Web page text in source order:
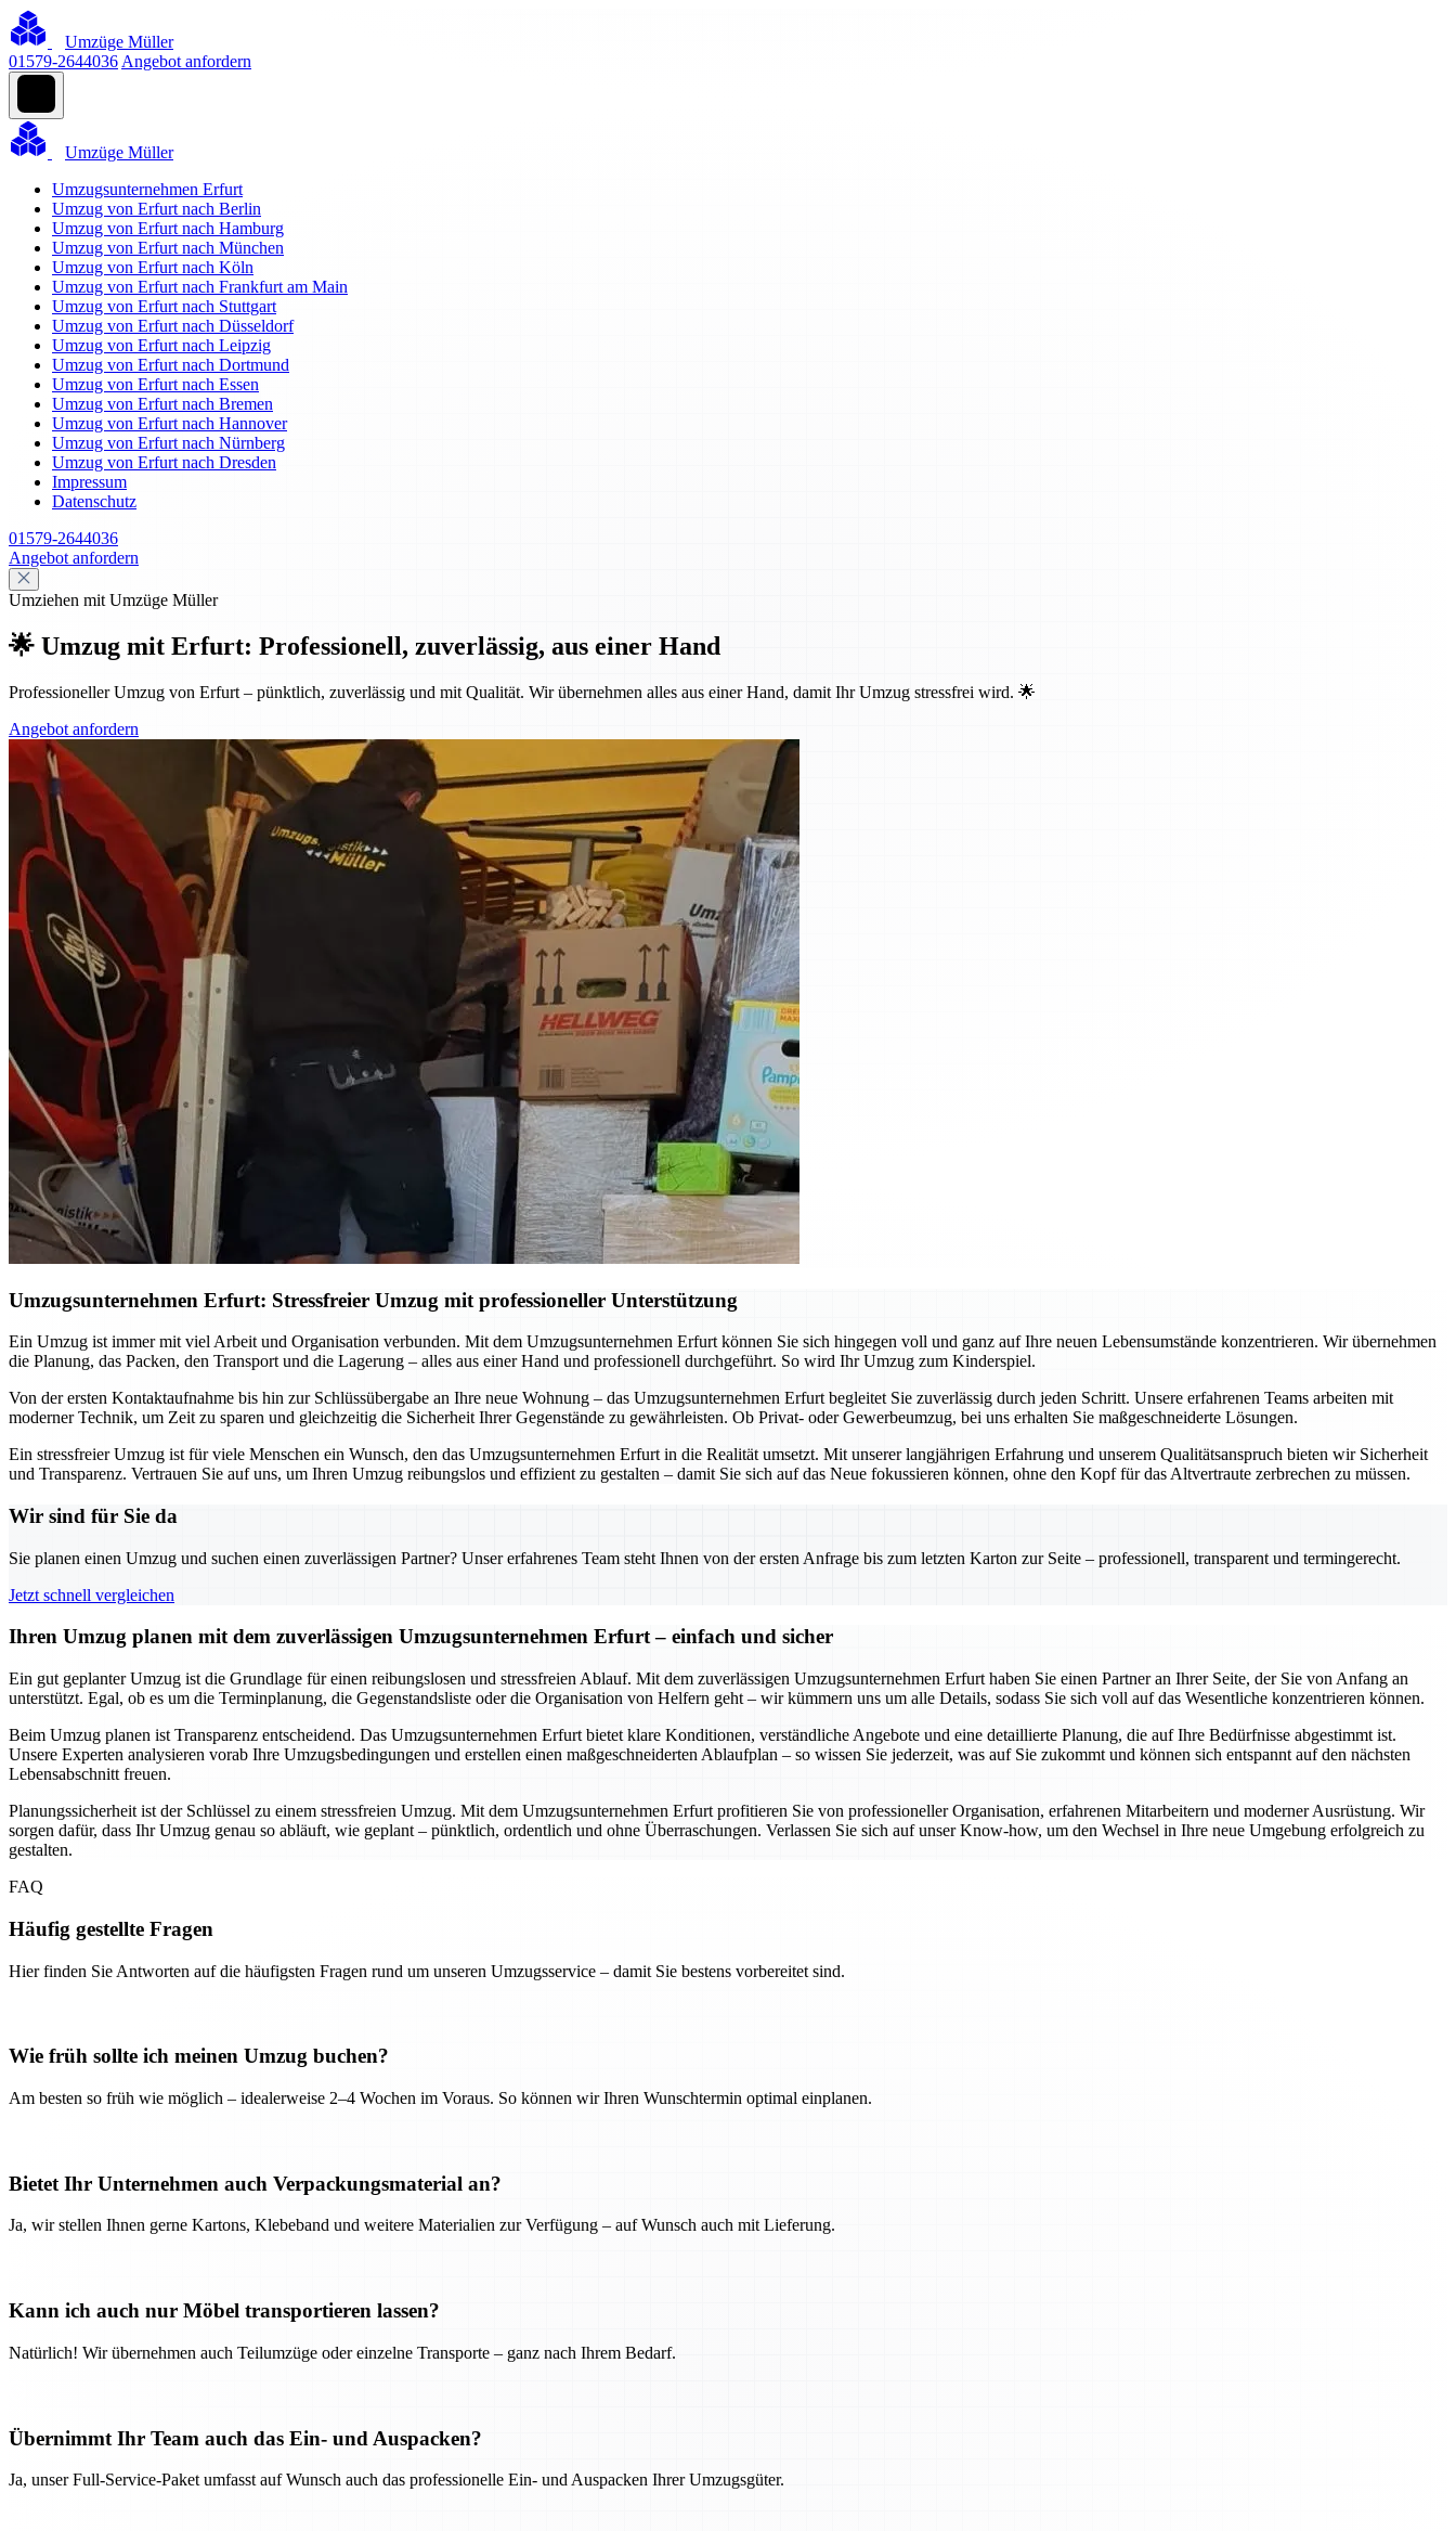
Umzüge Müller
01579-2644036 Angebot anfordern
Umzüge Müller
Umzugsunternehmen Erfurt
Umzug von Erfurt nach Berlin
Umzug von Erfurt nach Hamburg
Umzug von Erfurt nach München
Umzug von Erfurt nach Köln
Umzug von Erfurt nach Frankfurt am Main
Umzug von Erfurt nach Stuttgart
Umzug von Erfurt nach Düsseldorf
Umzug von Erfurt nach Leipzig
Umzug von Erfurt nach Dortmund
Umzug von Erfurt nach Essen
Umzug von Erfurt nach Bremen
Umzug von Erfurt nach Hannover
Umzug von Erfurt nach Nürnberg
Umzug von Erfurt nach Dresden
Impressum
Datenschutz
01579-2644036
Angebot anfordern
Umziehen mit Umzüge Müller
🌟 Umzug mit Erfurt: Professionell, zuverlässig, aus einer Hand
Professioneller Umzug von Erfurt – pünktlich, zuverlässig und mit Qualität. Wir übernehmen alles aus einer Hand, damit Ihr Umzug stressfrei wird. 🌟
Angebot anfordern
Umzugsunternehmen Erfurt: Stressfreier Umzug mit professioneller Unterstützung
Ein Umzug ist immer mit viel Arbeit und Organisation verbunden. Mit dem Umzugsunternehmen Erfurt können Sie sich hingegen voll und ganz auf Ihre neuen Lebensumstände konzentrieren. Wir übernehmen
die Planung, das Packen, den Transport und die Lagerung – alles aus einer Hand und professionell durchgeführt. So wird Ihr Umzug zum Kinderspiel.
Von der ersten Kontaktaufnahme bis hin zur Schlüssübergabe an Ihre neue Wohnung – das Umzugsunternehmen Erfurt begleitet Sie zuverlässig durch jeden Schritt. Unsere erfahrenen Teams arbeiten mit
moderner Technik, um Zeit zu sparen und gleichzeitig die Sicherheit Ihrer Gegenstände zu gewährleisten. Ob Privat- oder Gewerbeumzug, bei uns erhalten Sie maßgeschneiderte Lösungen.
Ein stressfreier Umzug ist für viele Menschen ein Wunsch, den das Umzugsunternehmen Erfurt in die Realität umsetzt. Mit unserer langjährigen Erfahrung und unserem Qualitätsanspruch bieten wir Sicherheit
und Transparenz. Vertrauen Sie auf uns, um Ihren Umzug reibungslos und effizient zu gestalten – damit Sie sich auf das Neue fokussieren können, ohne den Kopf für das Altvertraute zerbrechen zu müssen.
Wir sind für Sie da
Sie planen einen Umzug und suchen einen zuverlässigen Partner? Unser erfahrenes Team steht Ihnen von der ersten Anfrage bis zum letzten Karton zur Seite – professionell, transparent und termingerecht.
Jetzt schnell vergleichen
Ihren Umzug planen mit dem zuverlässigen Umzugsunternehmen Erfurt – einfach und sicher
Ein gut geplanter Umzug ist die Grundlage für einen reibungslosen und stressfreien Ablauf. Mit dem zuverlässigen Umzugsunternehmen Erfurt haben Sie einen Partner an Ihrer Seite, der Sie von Anfang an
unterstützt. Egal, ob es um die Terminplanung, die Gegenstandsliste oder die Organisation von Helfern geht – wir kümmern uns um alle Details, sodass Sie sich voll auf das Wesentliche konzentrieren können.
Beim Umzug planen ist Transparenz entscheidend. Das Umzugsunternehmen Erfurt bietet klare Konditionen, verständliche Angebote und eine detaillierte Planung, die auf Ihre Bedürfnisse abgestimmt ist.
Unsere Experten analysieren vorab Ihre Umzugsbedingungen und erstellen einen maßgeschneiderten Ablaufplan – so wissen Sie jederzeit, was auf Sie zukommt und können sich entspannt auf den nächsten
Lebensabschnitt freuen.
Planungssicherheit ist der Schlüssel zu einem stressfreien Umzug. Mit dem Umzugsunternehmen Erfurt profitieren Sie von professioneller Organisation, erfahrenen Mitarbeitern und moderner Ausrüstung. Wir
sorgen dafür, dass Ihr Umzug genau so abläuft, wie geplant – pünktlich, ordentlich und ohne Überraschungen. Verlassen Sie sich auf unser Know-how, um den Wechsel in Ihre neue Umgebung erfolgreich zu
gestalten.
FAQ
Häufig gestellte Fragen
Hier finden Sie Antworten auf die häufigsten Fragen rund um unseren Umzugsservice – damit Sie bestens vorbereitet sind.
Wie früh sollte ich meinen Umzug buchen?
Am besten so früh wie möglich – idealerweise 2–4 Wochen im Voraus. So können wir Ihren Wunschtermin optimal einplanen.
Bietet Ihr Unternehmen auch Verpackungsmaterial an?
Ja, wir stellen Ihnen gerne Kartons, Klebeband und weitere Materialien zur Verfügung – auf Wunsch auch mit Lieferung.
Kann ich auch nur Möbel transportieren lassen?
Natürlich! Wir übernehmen auch Teilumzüge oder einzelne Transporte – ganz nach Ihrem Bedarf.
Übernimmt Ihr Team auch das Ein- und Auspacken?
Ja, unser Full-Service-Paket umfasst auf Wunsch auch das professionelle Ein- und Auspacken Ihrer Umzugsgüter.